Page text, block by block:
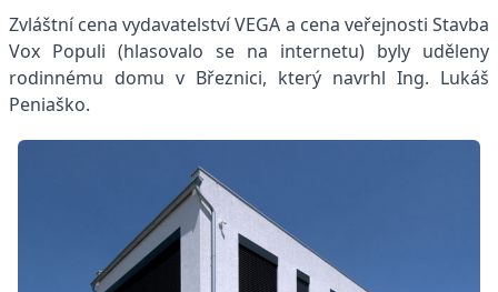
Zvláštní cena vydavatelství VEGA a cena veřejnosti Stavba
Vox Populi (hlasovalo se na internetu) byly uděleny
rodinnému domu v Březnici, který navrhl Ing. Lukáš
Peniaško.